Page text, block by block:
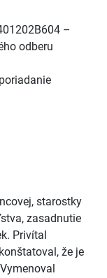
–
odberu
starostky
zasadnutie
Privítal
že je